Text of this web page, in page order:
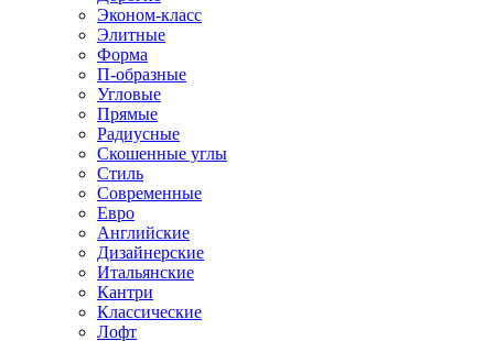
Эконом-класс
Элитные
Форма
П-образные
Угловые
Прямые
Радиусные
Скошенные углы
Стиль
Современные
Евро
Английские
Дизайнерские
Итальянские
Кантри
Классические
Лофт